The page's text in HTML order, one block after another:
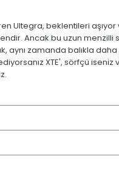
Ultegra, beklentileri
Ancak bu uzun menzilli
aynı zamanda balıkla
XTE', sörfçü iseniz